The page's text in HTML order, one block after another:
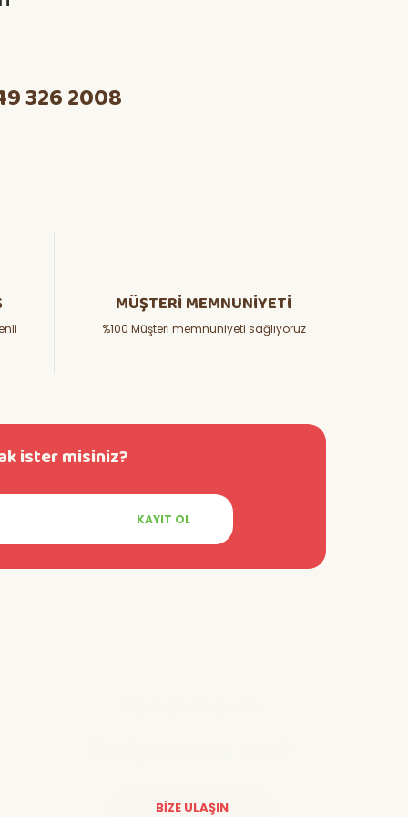
326 2008
MÜŞTERİ MEMNUNİYETİ
%100 Müşteri memnuniyeti sağlıyoruz
ister misiniz?
KAYIT OL
BİZE ULAŞIN